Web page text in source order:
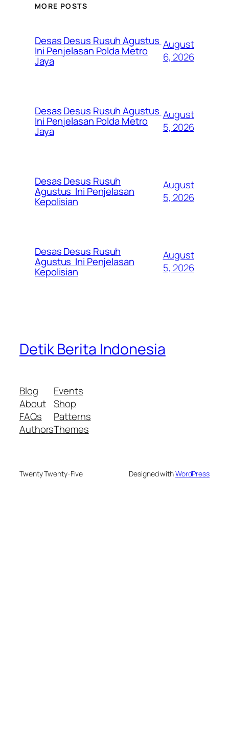
MORE POSTS
Desas Desus Rusuh Agustus
Ini Penjelasan Polda Metro
Jaya
August
6, 2026
Desas Desus Rusuh Agustus
Ini Penjelasan Polda Metro
Jaya
August
5, 2026
Desas Desus Rusuh
Agustus Ini Penjelasan
Kepolisian
August
5, 2026
Desas Desus Rusuh
Agustus Ini Penjelasan
Kepolisian
August
5, 2026
Detik Berita Indonesia
Blog
About
FAQs
Authors
Events
Shop
Patterns
Themes
Twenty Twenty-Five Designed withWordPress